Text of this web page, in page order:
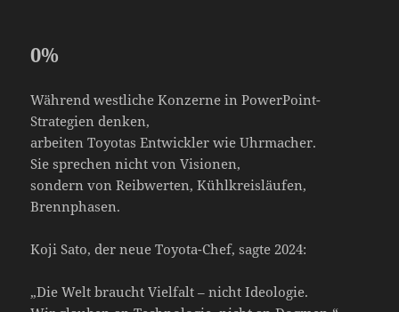
0%
Während westliche Konzerne in PowerPoint-
Strategien denken,
arbeiten Toyotas Entwickler wie Uhrmacher.
Sie sprechen nicht von Visionen,
sondern von Reibwerten, Kühlkreisläufen,
Brennphasen.
Koji Sato, der neue Toyota-Chef, sagte 2024:
„Die Welt braucht Vielfalt – nicht Ideologie.